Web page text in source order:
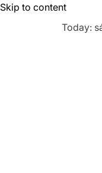
Skip to content
Today: